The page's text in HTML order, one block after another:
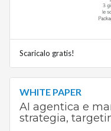
Scaricalo gratis!
WHITE PAPER
AI agentica e
strategia,